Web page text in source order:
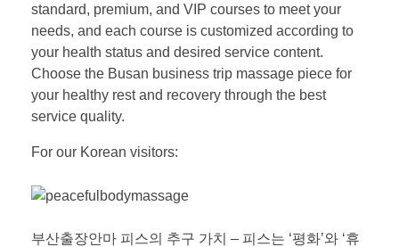
standard, premium, and VIP courses to meet your
needs, and each course is customized according to
your health status and desired service content.
Choose the Busan business trip massage piece for
your healthy rest and recovery through the best
service quality.
For our Korean visitors:
부산출장안마 피스의 추구 가치 – 피스는 ‘평화’와 ‘휴